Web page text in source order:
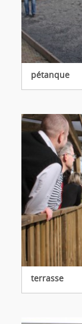
pétanque
terrasse